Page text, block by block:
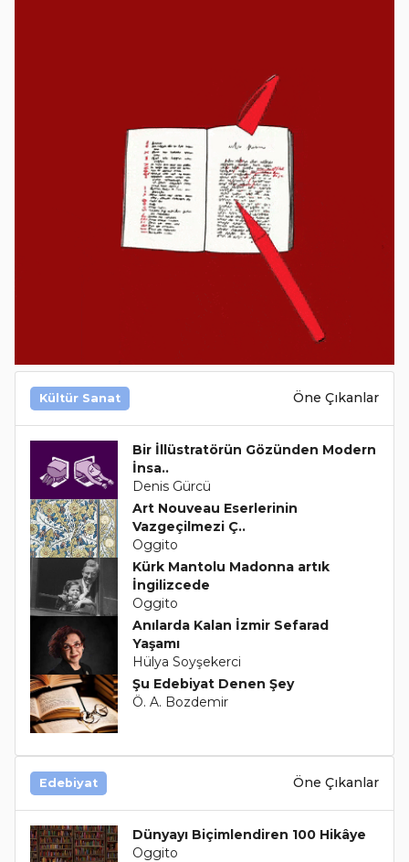
Kültür Sanat Öne Çıkanlar
Bir İllüstratörün Gözünden Modern
İnsa..
Denis Gürcü
Art Nouveau Eserlerinin
Vazgeçilmezi Ç..
Oggito
Kürk Mantolu Madonna artık
İngilizcede
Oggito
Anılarda Kalan İzmir Sefarad
Yaşamı
Hülya Soyşekerci
Şu Edebiyat Denen Şey
Ö. A. Bozdemir
Edebiyat Öne Çıkanlar
Dünyayı Biçimlendiren 100 Hikâye
Oggito